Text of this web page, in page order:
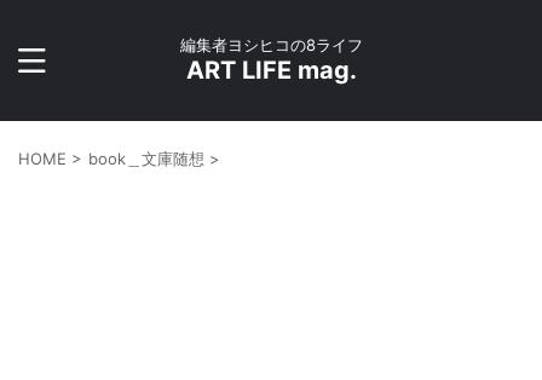
編集者ヨシヒコの8ライフ
ART LIFE mag.
HOME > book＿文庫随想 >